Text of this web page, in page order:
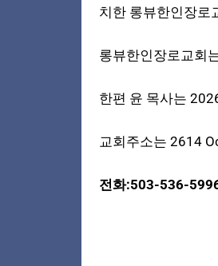
치한 롱뷰한인장로
롱뷰한인장로교회
한편 윤 목사는
교회주소는 2614
전화:503-536-